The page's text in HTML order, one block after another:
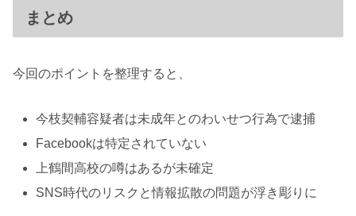
まとめ
今回のポイントを整理すると、
今枝契輔容疑者は未成年とのわいせつ行為で逮捕
Facebookは特定されていない
上鶴間高校の噂はあるが未確定
SNS時代のリスクと情報拡散の問題が浮き彫りに